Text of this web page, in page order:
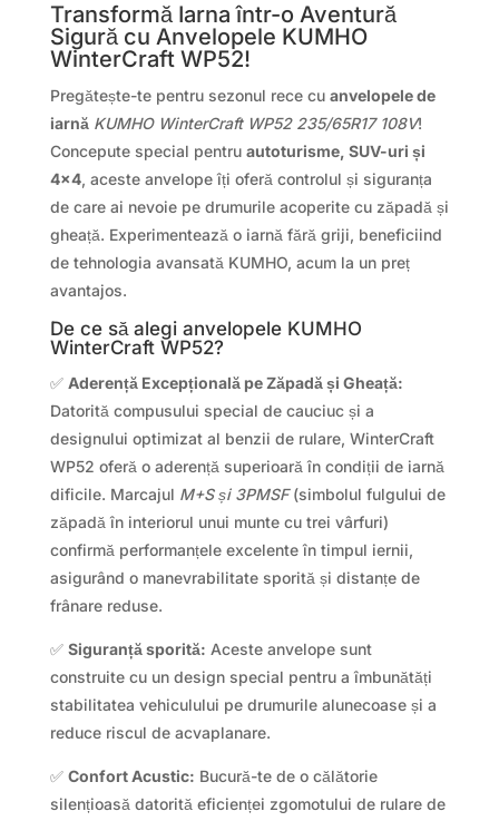
Transformă Iarna într-o Aventură
Sigură cu Anvelopele KUMHO
WinterCraft WP52!
Pregătește-te pentru sezonul rece cu anvelopele de
iarnă KUMHO WinterCraft WP52 235/65R17 108V!
Concepute special pentru autoturisme, SUV-uri și
4×4, aceste anvelope îți oferă controlul și siguranța
de care ai nevoie pe drumurile acoperite cu zăpadă și
gheață. Experimentează o iarnă fără griji, beneficiind
de tehnologia avansată KUMHO, acum la un preț
avantajos.
De ce să alegi anvelopele KUMHO
WinterCraft WP52?
✅ Aderență Excepțională pe Zăpadă și Gheață:
Datorită compusului special de cauciuc și a
designului optimizat al benzii de rulare, WinterCraft
WP52 oferă o aderență superioară în condiții de iarnă
dificile. Marcajul M+S și 3PMSF(simbolul fulgului de
zăpadă în interiorul unui munte cu trei vârfuri)
confirmă performanțele excelente în timpul iernii,
asigurând o manevrabilitate sporită și distanțe de
frânare reduse.
✅ Siguranță sporită: Aceste anvelope sunt
construite cu un design special pentru a îmbunătăți
stabilitatea vehiculului pe drumurile alunecoase și a
reduce riscul de acvaplanare.
✅ Confort Acustic: Bucură-te de o călătorie
silențioasă datorită eficienței zgomotului de rulare de